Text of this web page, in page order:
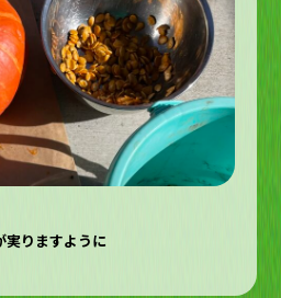
実りますように